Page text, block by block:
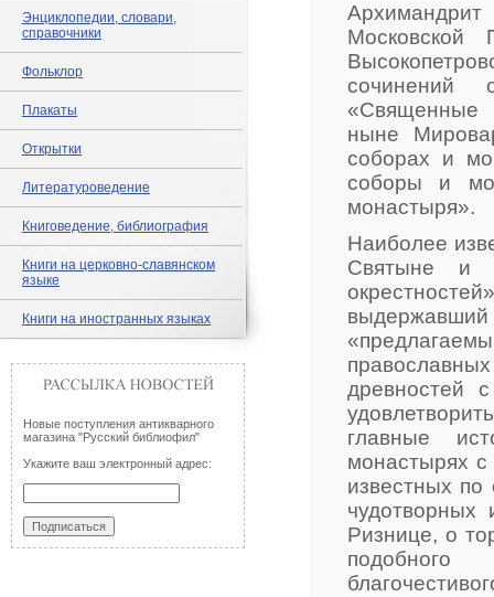
Энциклопедии, словари,
справочники
Фольклор
Плакаты
Открытки
Литературоведение
Книговедение, библиография
Книги на церковно-славянском
языке
Книги на иностранных языках
Новые поступления антикварного
магазина "Русский библиофил"
Укажите ваш электронный адрес:
Московской
сочинений
«Священные
ныне
соборах и
соборы и
монастыря».
Наиболее
Святыне и
древностей
главные
монастырях
известных по
чудотворных
Ризнице, о
подобного